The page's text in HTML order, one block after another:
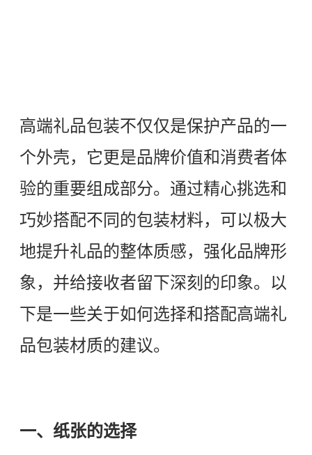
高端礼品包装不仅仅是保护产品的一
个外壳，它更是品牌价值和消费者体
验的重要组成部分。通过精心挑选和
巧妙搭配不同的包装材料，可以极大
地提升礼品的整体质感，强化品牌形
象，并给接收者留下深刻的印象。以
下是一些关于如何选择和搭配高端礼
品包装材质的建议。
一、纸张的选择